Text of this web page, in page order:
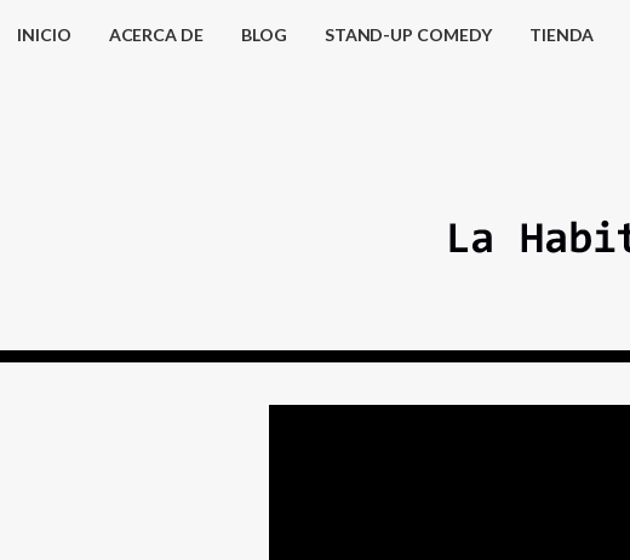
INICIO ACERCA DE BLOG STAND-UP COMEDY TIENDA